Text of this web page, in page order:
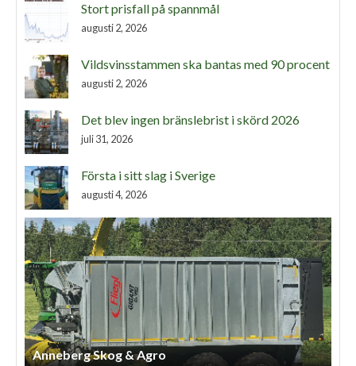
Stort prisfall på spannmål
augusti 2, 2026
Vildsvinsstammen ska bantas med 90 procent
augusti 2, 2026
Det blev ingen bränslebrist i skörd 2026
juli 31, 2026
Första i sitt slag i Sverige
augusti 4, 2026
Anneberg Skog & Agro